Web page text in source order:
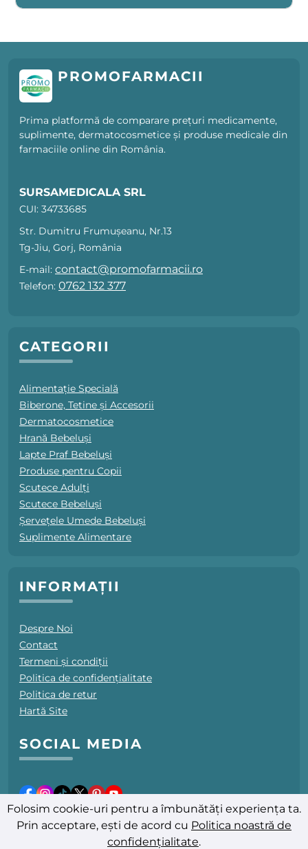
PROMOFARMACII
Prima platformă de comparare prețuri medicamente,
suplimente, dermatocosmetice și produse medicale din
farmaciile online din România.
SURSAMEDICALA SRL
CUI: 34733685
Str. Dumitru Frumușeanu, Nr.13
Tg-Jiu, Gorj, România
E-mail: contact@promofarmacii.ro
Telefon: 0762 132 377
CATEGORII
Alimentație Specială
Biberone, Tetine și Accesorii
Dermatocosmetice
Hrană Bebeluși
Lapte Praf Bebeluși
Produse pentru Copii
Scutece Adulți
Scutece Bebeluși
Șervețele Umede Bebeluși
Suplimente Alimentare
INFORMAȚII
Despre Noi
Contact
Termeni și condiții
Politica de confidențialitate
Politica de retur
Hartă Site
SOCIAL MEDIA
Folosim cookie-uri pentru a îmbunătăți experiența ta.
Prin acceptare, ești de acord cu Politica noastră de
confidențialitate.